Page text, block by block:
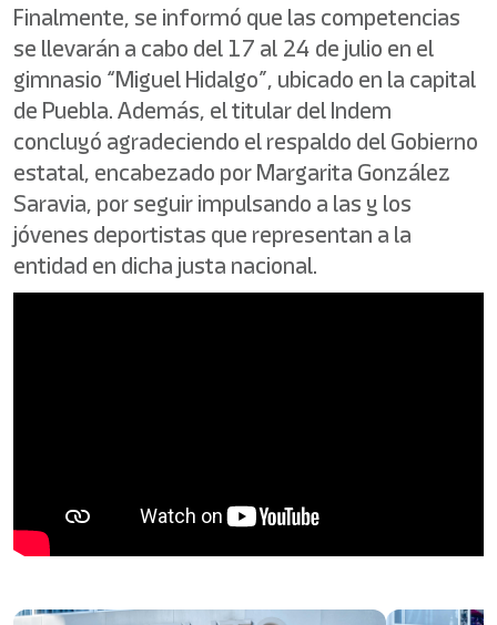
Finalmente, se informó que las competencias
se llevarán a cabo del 17 al 24 de julio en el
gimnasio “Miguel Hidalgo”, ubicado en la capital
de Puebla. Además, el titular del Indem
concluyó agradeciendo el respaldo del Gobierno
estatal, encabezado por Margarita González
Saravia, por seguir impulsando a las y los
jóvenes deportistas que representan a la
entidad en dicha justa nacional.